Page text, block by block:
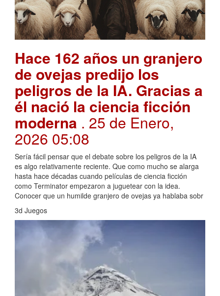
Hace 162 años un granjero
de ovejas predijo los
peligros de la IA. Gracias a
él nació la ciencia ficción
moderna . 25 de Enero,
2026 05:08
Sería fácil pensar que el debate sobre los peligros de la IA
es algo relativamente reciente. Que como mucho se alarga
hasta hace décadas cuando películas de ciencia ficción
como Terminator empezaron a juguetear con la idea.
Conocer que un humilde granjero de ovejas ya hablaba sobr
3d Juegos